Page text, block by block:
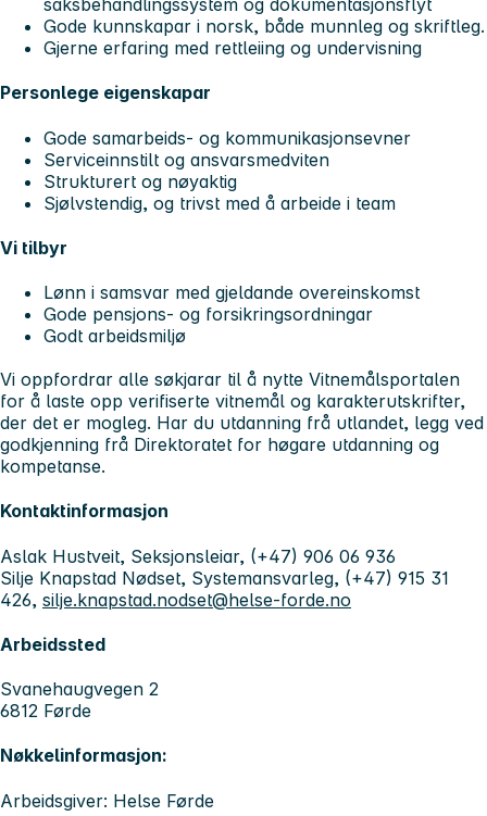
saksbehandlingssystem og dokumentasjonsflyt
Gode kunnskapar i norsk, både munnleg og skriftleg.
Gjerne erfaring med rettleiing og undervisning
Personlege eigenskapar
Gode samarbeids- og kommunikasjonsevner
Serviceinnstilt og ansvarsmedviten
Strukturert og nøyaktig
Sjølvstendig, og trivst med å arbeide i team
Vi tilbyr
Lønn i samsvar med gjeldande overeinskomst
Gode pensjons- og forsikringsordningar
Godt arbeidsmiljø
Vi oppfordrar alle søkjarar til å nytte Vitnemålsportalen
for å laste opp verifiserte vitnemål og karakterutskrifter,
der det er mogleg. Har du utdanning frå utlandet, legg ved
godkjenning frå Direktoratet for høgare utdanning og
kompetanse.
Kontaktinformasjon
Aslak Hustveit, Seksjonsleiar, (+47) 906 06 936
Silje Knapstad Nødset, Systemansvarleg, (+47) 915 31
426, silje.knapstad.nodset@helse-forde.no
Arbeidssted
Svanehaugvegen 2
6812 Førde
Nøkkelinformasjon:
Arbeidsgiver: Helse Førde